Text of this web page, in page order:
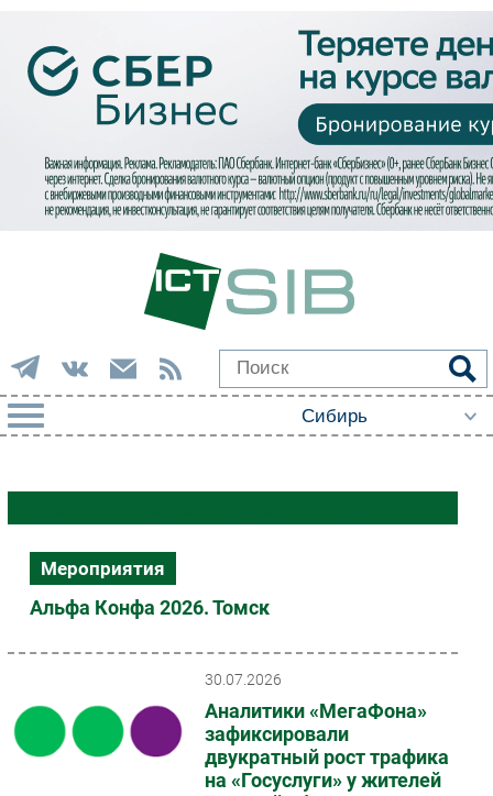
Импорто­замещение
Автоматизация Промышленности
Интернет
Мобильная связь
Рынок ПК
Маркетинг
Мероприятия
Альфа Конфа 2026. Томск
30.07.2026
Аналитики «МегаФона»
зафиксировали
двукратный рост трафика
на «Госуслуги» у жителей